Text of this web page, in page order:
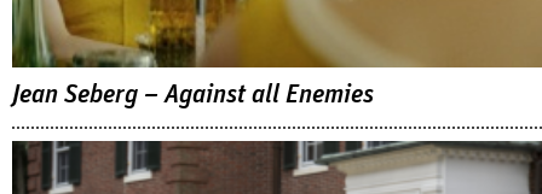
Jean Seberg – Against all Enemies